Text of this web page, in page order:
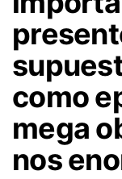
como
mega
nos